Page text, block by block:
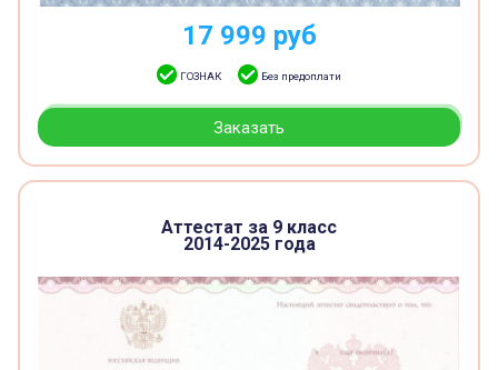
17 999 руб
ГОЗНАК Без предоплати
Заказать
Аттестат за 9 класс
2014-2025 года